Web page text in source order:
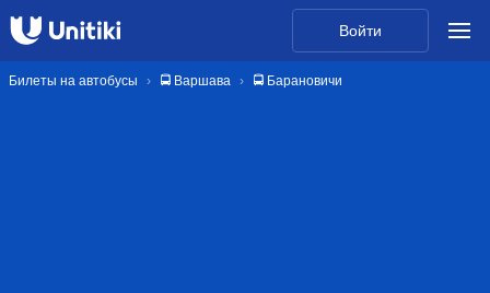
Войти
Билеты на автобусы 🚍 Варшава 🚍 Барановичи